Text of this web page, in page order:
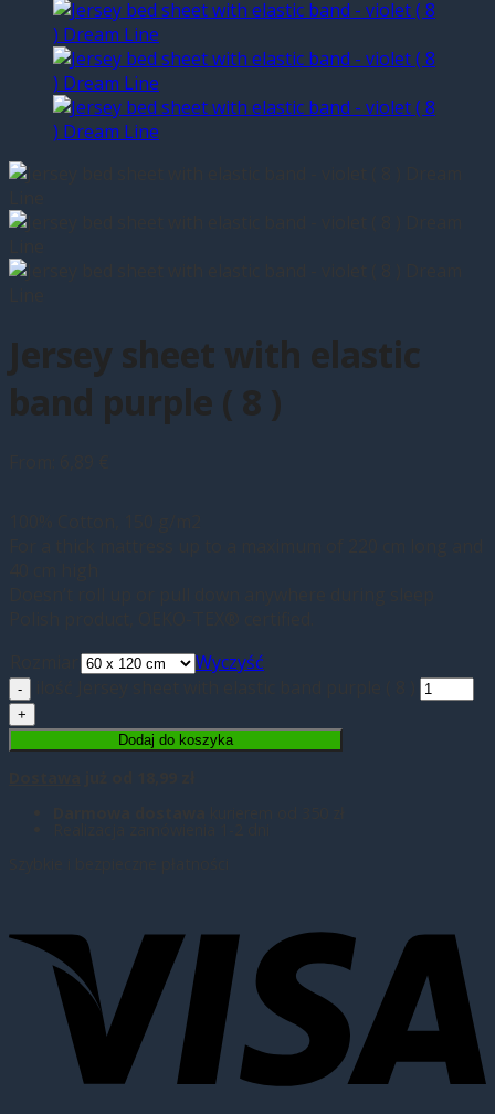
Jersey sheet with elastic
band purple ( 8 )
Wyczyść
Dodaj do koszyka